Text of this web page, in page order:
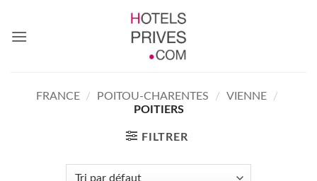
contenu
FRANCE / POITOU-CHARENTES / VIENNE
/
POITIERS
FILTRER